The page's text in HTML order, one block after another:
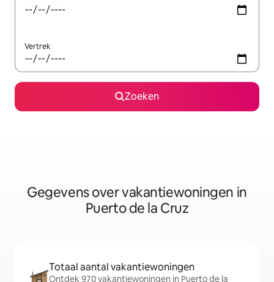
Vertrek
Zoeken
Gegevens over vakantiewoningen in
Puerto de la Cruz
Totaal aantal vakantiewoningen
Ontdek 970 vakantiewoningen in Puerto de la